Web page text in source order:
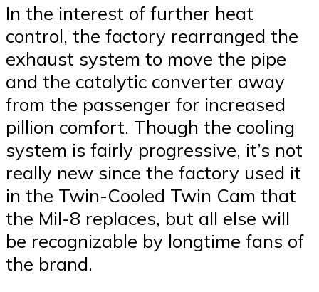
In the interest of further heat
control, the factory rearranged the
exhaust system to move the pipe
and the catalytic converter away
from the passenger for increased
pillion comfort. Though the cooling
system is fairly progressive, it’s not
really new since the factory used it
in the Twin-Cooled Twin Cam that
the Mil-8 replaces, but all else will
be recognizable by longtime fans of
the brand.